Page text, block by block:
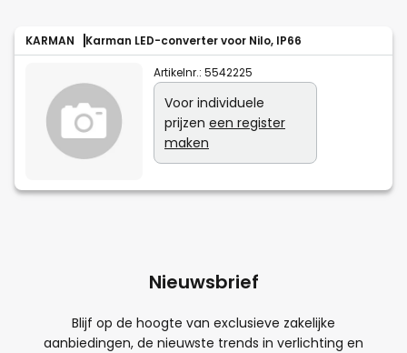
KARMAN Karman LED-converter voor Nilo, IP66
Artikelnr.: 5542225
Voor individuele
prijzen een register
maken
Nieuwsbrief
Blijf op de hoogte van exclusieve zakelijke
aanbiedingen, de nieuwste trends in verlichting en